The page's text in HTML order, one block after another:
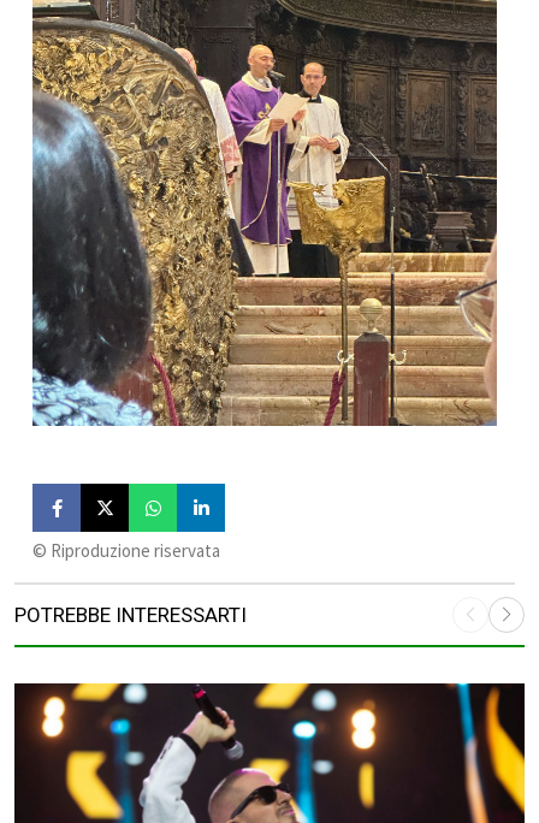
©️ Riproduzione riservata
POTREBBE INTERESSARTI